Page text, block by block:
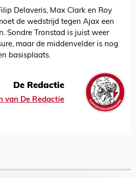
Delaveris, Max Clark en Roy
de wedstrijd tegen Ajax een
Sondre Tronstad is juist weer
maar de middenvelder is nog
basisplaats.
De Redactie
van De Redactie